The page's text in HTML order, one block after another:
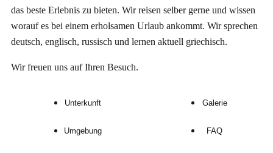
das beste Erlebnis zu bieten. Wir reisen selber gerne und wissen
worauf es bei einem erholsamen Urlaub ankommt. Wir sprechen
deutsch, englisch, russisch und lernen aktuell griechisch.
Wir freuen uns auf Ihren Besuch.
Unterkunft
Umgebung
Galerie
FAQ